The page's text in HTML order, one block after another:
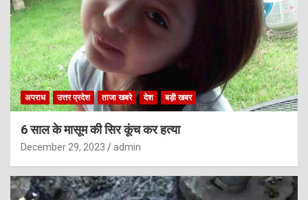
अपराध उत्तर प्रदेश ताजा खबरे देश बड़ी खबर
6 साल के मासूम की सिर कूंच कर हत्या
December 29, 2023 admin